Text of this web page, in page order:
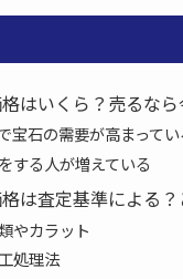
はいくら？売るな
宝石の需要が高まってい
する人が増えている
は査定基準による
やカラット
処理法